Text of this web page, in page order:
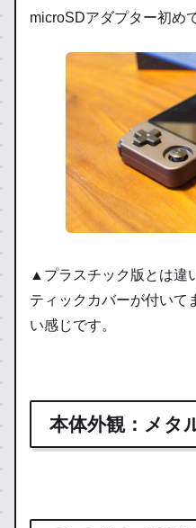
microSDアダプター初め
▲プラスチック版とは違
ティックカバーが付いて
い感じです。
本体外観：メタ